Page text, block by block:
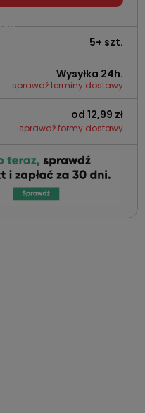
5+ szt.
Wysyłka 24h.
sprawdź terminy dostawy
od 12,99 zł
sprawdź formy dostawy